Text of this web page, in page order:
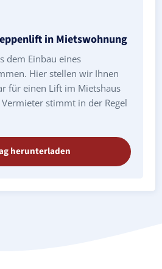
in Mietswohnung
dem Einbau eines
Hier stellen wir Ihnen
für einen Lift im Mietshaus
stimmt in der Regel
herunterladen